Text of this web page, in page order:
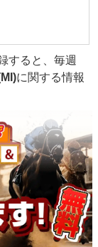
すると、毎週
に関する情報